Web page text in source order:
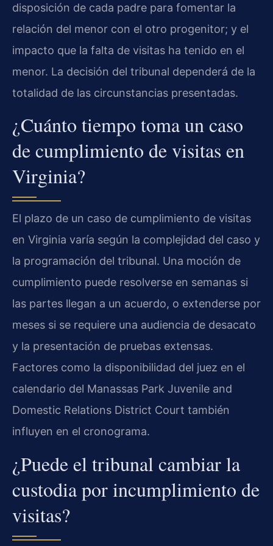
disposición de cada padre para fomentar la
relación del menor con el otro progenitor; y el
impacto que la falta de visitas ha tenido en el
menor. La decisión del tribunal dependerá de la
totalidad de las circunstancias presentadas.
¿Cuánto tiempo toma un caso
de cumplimiento de visitas en
Virginia?
El plazo de un caso de cumplimiento de visitas
en Virginia varía según la complejidad del caso y
la programación del tribunal. Una moción de
cumplimiento puede resolverse en semanas si
las partes llegan a un acuerdo, o extenderse por
meses si se requiere una audiencia de desacato
y la presentación de pruebas extensas.
Factores como la disponibilidad del juez en el
calendario del Manassas Park Juvenile and
Domestic Relations District Court también
influyen en el cronograma.
¿Puede el tribunal cambiar la
custodia por incumplimiento de
visitas?